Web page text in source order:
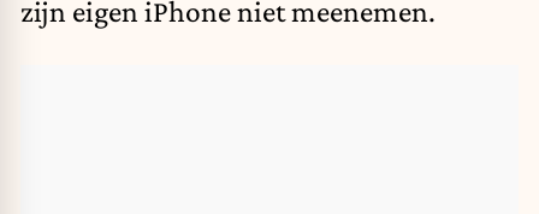
zijn eigen iPhone niet meenemen.